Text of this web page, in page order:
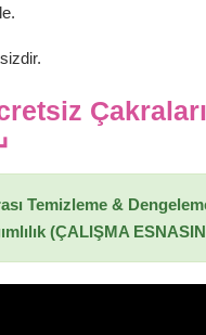
Temizleme &
(ÇALIŞMA